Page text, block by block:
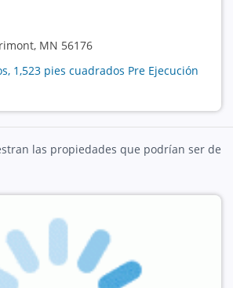
MN 56176
1,523 pies cuadrados Pre Ejecución
las propiedades que podrían ser de